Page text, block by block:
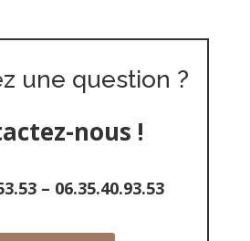
une question ?
nous !
– 06.35.40.93.53